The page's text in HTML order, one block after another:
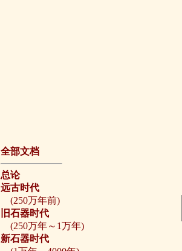
全部文档
总论
远古时代
(250万年前)
旧石器时代
(250万年～1万年)
新石器时代